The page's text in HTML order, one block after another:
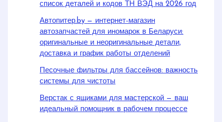
список деталей и кодов ТН ВЭД на 2026 год
Автопитер.by — интернет-магазин
автозапчастей для иномарок в Беларуси:
оригинальные и неоригинальные детали,
доставка и график работы отделений
Песочные фильтры для бассейнов: важность
системы для чистоты
Верстак с ящиками для мастерской — ваш
идеальный помощник в рабочем процессе